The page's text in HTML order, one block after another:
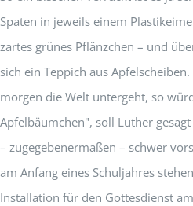
Spaten in jeweils einem
zartes grünes Pflänzchen – und
sich ein Teppich aus
morgen die Welt untergeht, so
Apfelbäumchen", soll Luther
– zugegebenermaßen – schwer
am Anfang eines Schuljahres
Installation für den Gottesdienst